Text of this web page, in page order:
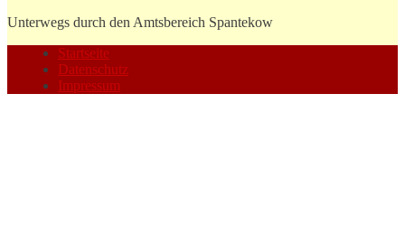
Unterwegs durch den Amtsbereich Spantekow
Startseite
Datenschutz
Impressum